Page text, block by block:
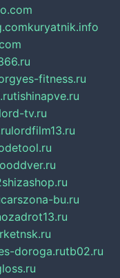
kuryatnik.info
yes-fitness.ru
tishinapve.ru
lord-tv.ru
lordfilm13.ru
carszona-bu.ru
doroga.rutb02.ru